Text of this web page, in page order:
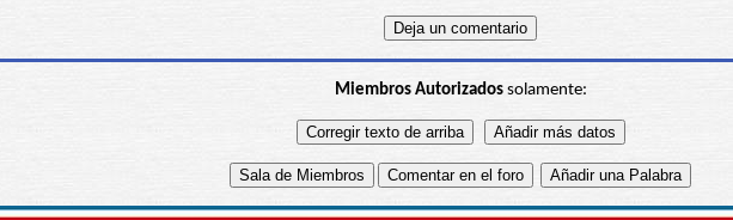
Miembros Autorizadossolamente: